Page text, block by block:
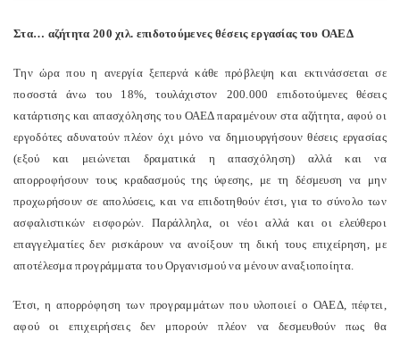
Στα… αζήτητα 200 χιλ. επιδοτούμενες θέσεις εργασίας του ΟΑΕΔ
Την ώρα που η ανεργία ξεπερνά κάθε πρόβλεψη και εκτινάσσεται σε
ποσοστά άνω του 18%, τουλάχιστον 200.000 επιδοτούμενες θέσεις
κατάρτισης και απασχόλησης του ΟΑΕΔ παραμένουν στα αζήτητα, αφού οι
εργοδότες αδυνατούν πλέον όχι μόνο να δημιουργήσουν θέσεις εργασίας
(εξού και μειώνεται δραματικά η απασχόληση) αλλά και να
απορροφήσουν τους κραδασμούς της ύφεσης, με τη δέσμευση να μην
προχωρήσουν σε απολύσεις, και να επιδοτηθούν έτσι, για το σύνολο των
ασφαλιστικών εισφορών. Παράλληλα, οι νέοι αλλά και οι ελεύθεροι
επαγγελματίες δεν ρισκάρουν να ανοίξουν τη δική τους επιχείρηση, με
αποτέλεσμα προγράμματα του Οργανισμού να μένουν αναξιοποίητα.
Έτσι, η απορρόφηση των προγραμμάτων που υλοποιεί ο ΟΑΕΔ, πέφτει,
αφού οι επιχειρήσεις δεν μπορούν πλέον να δεσμευθούν πως θα